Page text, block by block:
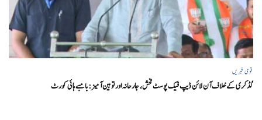
قومی خبریں
گڈکری کے خلاف آن لائن ڈیپ فیک پوسٹ فحش، جارحانہ اور توہین آمیز:بامبے ہائی کورٹ